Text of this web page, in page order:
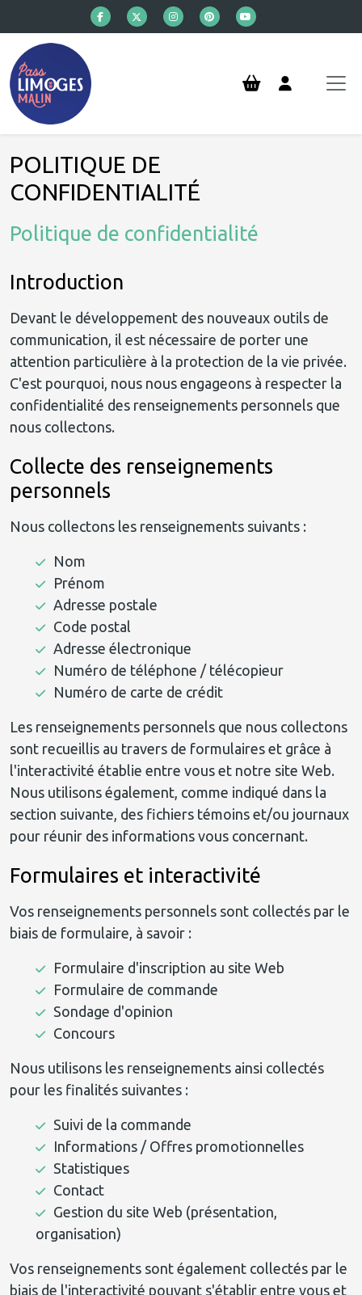
Aller au contenu principal
POLITIQUE DE
CONFIDENTIALITÉ
Politique de confidentialité
Introduction
Devant le développement des nouveaux outils de
communication, il est nécessaire de porter une
attention particulière à la protection de la vie privée.
C'est pourquoi, nous nous engageons à respecter la
confidentialité des renseignements personnels que
nous collectons.
Collecte des renseignements
personnels
Nous collectons les renseignements suivants :
Nom
Prénom
Adresse postale
Code postal
Adresse électronique
Numéro de téléphone / télécopieur
Numéro de carte de crédit
Les renseignements personnels que nous collectons
sont recueillis au travers de formulaires et grâce à
l'interactivité établie entre vous et notre site Web.
Nous utilisons également, comme indiqué dans la
section suivante, des fichiers témoins et/ou journaux
pour réunir des informations vous concernant.
Formulaires et interactivité
Vos renseignements personnels sont collectés par le
biais de formulaire, à savoir :
Formulaire d'inscription au site Web
Formulaire de commande
Sondage d'opinion
Concours
Nous utilisons les renseignements ainsi collectés
pour les finalités suivantes :
Suivi de la commande
Informations / Offres promotionnelles
Statistiques
Contact
Gestion du site Web (présentation,
organisation)
Vos renseignements sont également collectés par le
biais de l'interactivité pouvant s'établir entre vous et